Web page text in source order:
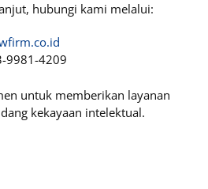
hubungi kami melalui:
9981-4209
untuk memberikan layanan
kekayaan intelektual.